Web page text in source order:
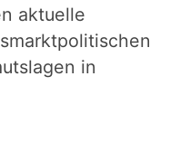
aktuelle
in